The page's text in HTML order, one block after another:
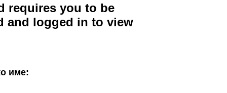
requires you to be
and logged in to view
име: